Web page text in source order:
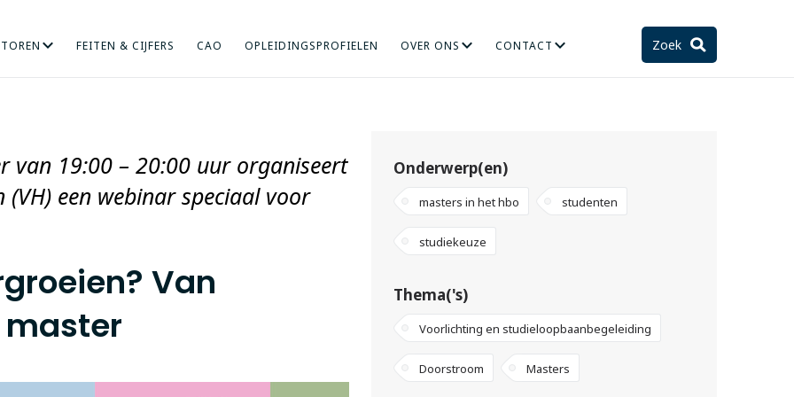
ONDERZOEK INTERNATIONALISERING MENS EN ORGANISATIE STELSEL EN TOEKOMST
HOGERE SOCIALE STUDIES KUNST ONDERWIJS
FEITEN & CIJFERS CAO OPLEIDINGSPROFIELEN OVER ONS CONTACT Zoek
van 19:00 – 20:00 uur organiseert
(VH) een webinar speciaal voor
Van
Onderwerp(en)
masters in het hbo studenten
studiekeuze
Thema('s)
Voorlichting en studieloopbaanbegeleiding
Doorstroom Masters